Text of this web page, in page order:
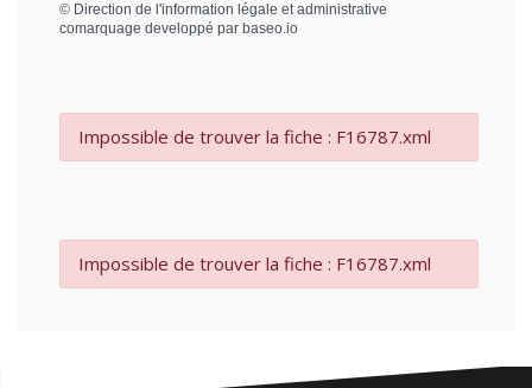
© Direction de l'information légale et administrative
comarquage developpé par baseo.io
Impossible de trouver la fiche : F16787.xml
Impossible de trouver la fiche : F16787.xml